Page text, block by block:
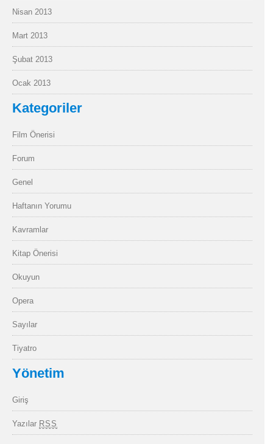
Nisan 2013
Mart 2013
Şubat 2013
Ocak 2013
Kategoriler
Film Önerisi
Forum
Genel
Haftanın Yorumu
Kavramlar
Kitap Önerisi
Okuyun
Opera
Sayılar
Tiyatro
Yönetim
Giriş
Yazılar RSS